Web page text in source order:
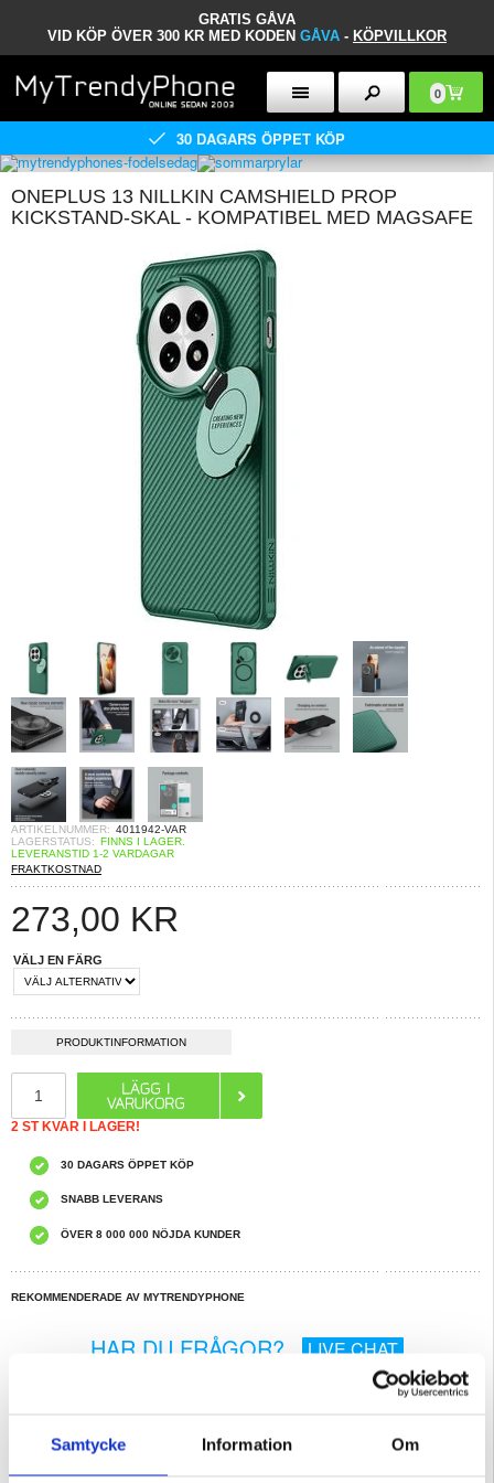
Samtycke Information Om
GRATIS GÅVA
VID KÖP ÖVER 300 KR MED KODEN GÅVA - KÖPVILLKOR
0
30 DAGARS ÖPPET KÖP
ONEPLUS 13 NILLKIN CAMSHIELD PROP
KICKSTAND-SKAL - KOMPATIBEL MED MAGSAFE
ARTIKELNUMMER: 4011942-VAR
LAGERSTATUS: FINNS I LAGER.
LEVERANSTID 1-2 VARDAGAR
FRAKTKOSTNAD
273,00 KR
VÄLJ EN FÄRG
PRODUKTINFORMATION
2 ST KVAR I LAGER!
30 DAGARS ÖPPET KÖP
SNABB LEVERANS
ÖVER 8 000 000 NÖJDA KUNDER
REKOMMENDERADE AV MYTRENDYPHONE
HAR DU FRÅGOR? LIVE CHAT
Nillkin Camshield Prop Kickstand Hybird Skal Kompatibel med MagSafe för